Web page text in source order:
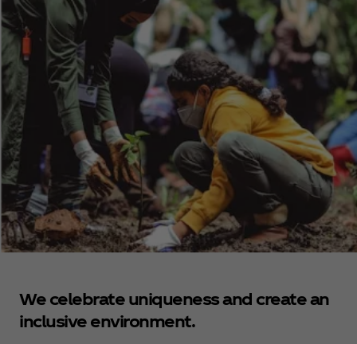
We celebrate uniqueness and create an
inclusive environment.